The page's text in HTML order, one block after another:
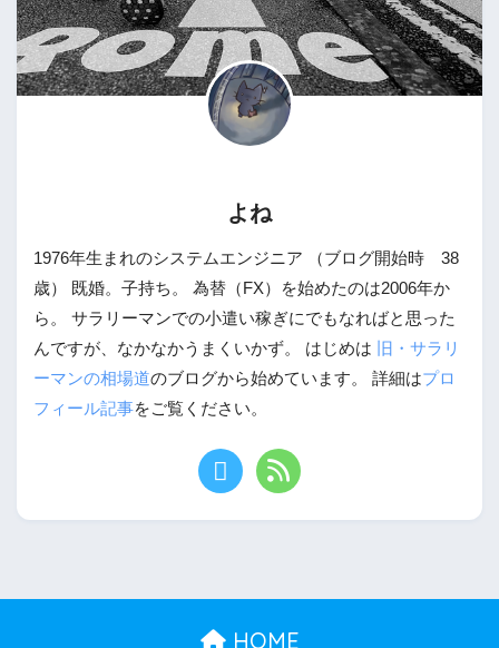
よね
1976年生まれのシステムエンジニア （ブログ開始時 38
歳） 既婚。子持ち。 為替（FX）を始めたのは2006年か
ら。 サラリーマンでの小遣い稼ぎにでもなればと思った
んですが、なかなかうまくいかず。 はじめは
旧・サラリ
ーマンの相場道のブログから始めています。 詳細はプロ
フィール記事をご覧ください。
HOME